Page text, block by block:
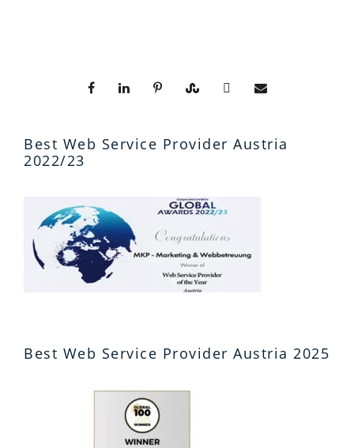
Best Web Service Provider Austria
2022/23
Best Web Service Provider Austria 2025